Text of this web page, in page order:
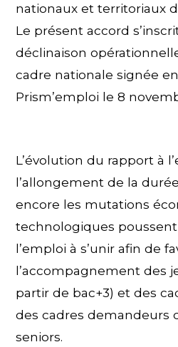
nationaux et territoriaux
Le présent accord
déclinaison
cadre nationale signée
Prism’emploi le 8
L’évolution du rapport à
l’allongement de la
encore les mutations
technologiques
l’emploi à s’unir afin de
l’accompagnement des
partir de bac+3) et des
des cadres demandeurs
seniors.